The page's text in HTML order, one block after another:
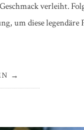
verleiht.
um diese legendäre